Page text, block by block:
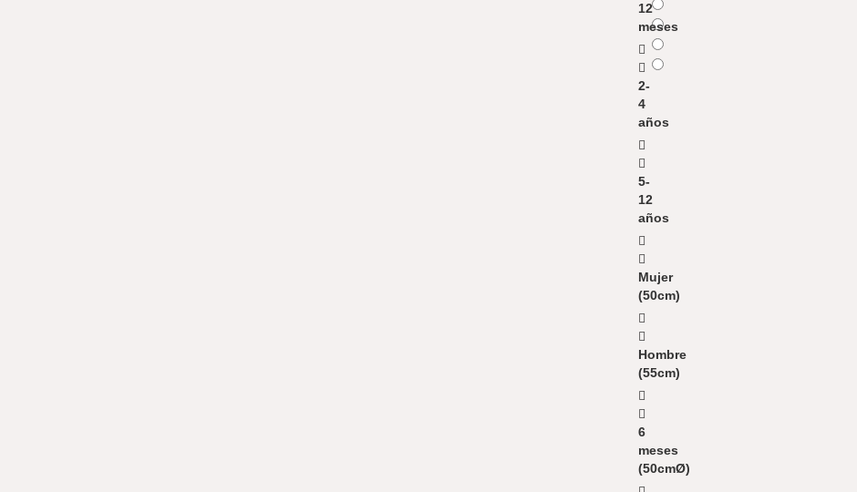
12
meses
2-
4
años
5-
12
años
Mujer
(50cm)
Hombre
(55cm)
6
meses
(50cmØ)